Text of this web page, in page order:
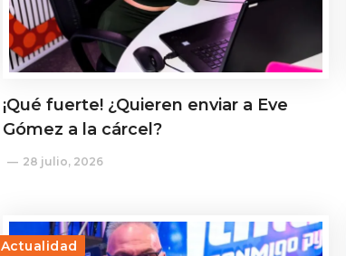
¡Qué fuerte! ¿Quieren enviar a Eve
Gómez a la cárcel?
28 julio, 2026
Actualidad